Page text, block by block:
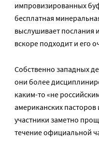
импровизированных
бесплатная
выслушивает послания
вскоре подходит и его
Собственно западных
они более
каким-то «не
американских
участники заметно
течение официальной